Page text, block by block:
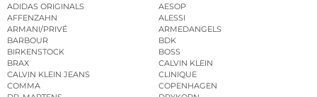
ADIDAS ORIGINALS
AESOP
AFFENZAHN
ALESSI
ARMANI/PRIVÉ
ARMEDANGELS
BARBOUR
BDK
BIRKENSTOCK
BOSS
BRAX
CALVIN KLEIN
CALVIN KLEIN JEANS
CLINIQUE
COMMA
COPENHAGEN